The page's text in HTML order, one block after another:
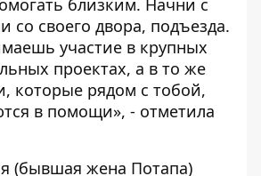
близким. Начни с
со своего двора, подъезда.
участие в крупных
проектах, а в то же
которые рядом с тобой,
в помощи», - отметила
(бывшая жена Потапа)